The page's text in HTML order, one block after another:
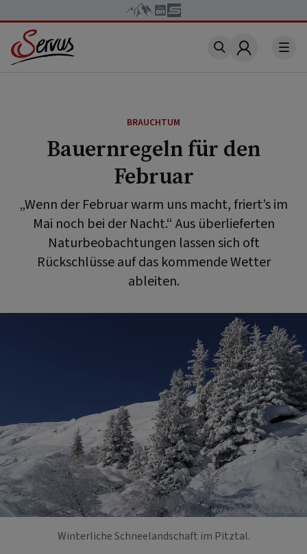
Account
BRAUCHTUM
Bauernregeln für den
Februar
„Wenn der Februar warm uns macht, friert’s im
Mai noch bei der Nacht.“ Aus überlieferten
Naturbeobachtungen lassen sich oft
Rückschlüsse auf das kommende Wetter
ableiten.
Foto: Luana Baumann-Fonseca
Winterliche Schneelandschaft im Pitztal.